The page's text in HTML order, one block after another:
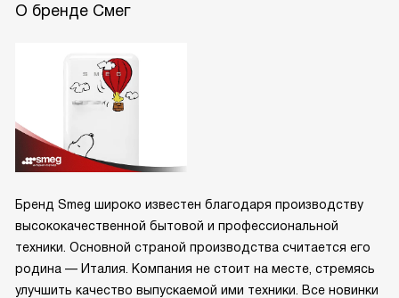
О бренде Смег
Бренд Smeg широко известен благодаря производству
высококачественной бытовой и профессиональной
техники. Основной страной производства считается его
родина — Италия. Компания не стоит на месте, стремясь
улучшить качество выпускаемой ими техники. Все новинки